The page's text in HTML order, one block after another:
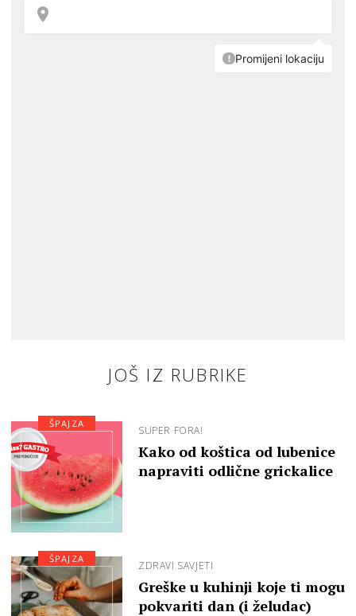
JOŠ IZ RUBRIKE
SUPER FORA!
Kako od koštica od lubenice
napraviti odlične grickalice
ŠPAJZA
ZDRAVI SAVJETI
Greške u kuhinji koje ti mogu
pokvariti dan (i želudac)
ŠPAJZA